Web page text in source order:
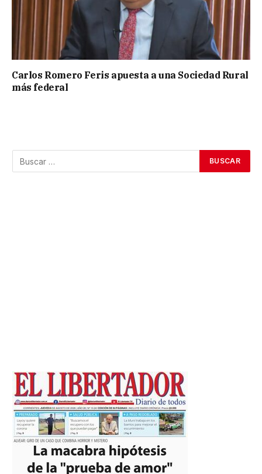
Carlos Romero Feris apuesta a una Sociedad Rural
más federal